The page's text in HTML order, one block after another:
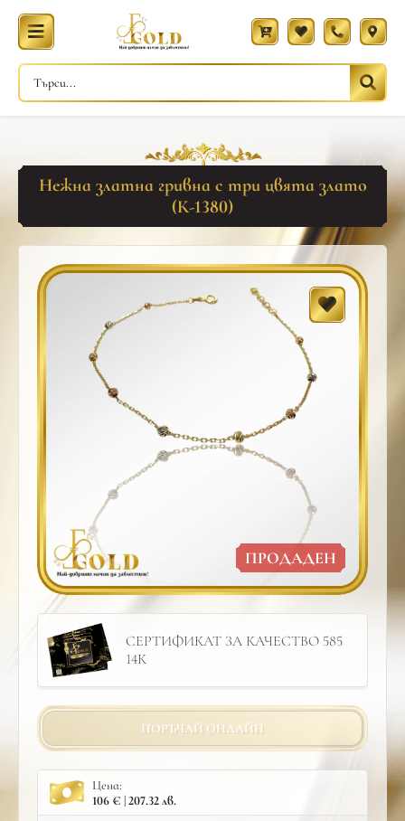
Нежна златна гривна с три цвята злато
(К-1380)
ПРОДАДЕН
СЕРТИФИКАТ ЗА КАЧЕСТВО 585
14К
ПОРЪЧАЙ ОНЛАЙН
Цена:
106 € | 207.32 лв.